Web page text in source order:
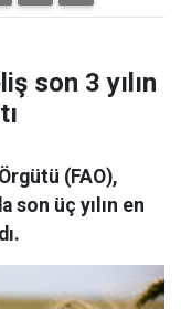
son 3 yılın
(FAO),
son üç yılın en